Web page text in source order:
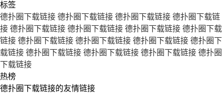
标签
德扑圈下载链接 德扑圈下载链接 德扑圈下载链接 德扑圈下载链
接 德扑圈下载链接 德扑圈下载链接 德扑圈下载链接 德扑圈下载
链接 德扑圈下载链接 德扑圈下载链接 德扑圈下载链接 德扑圈下
载链接 德扑圈下载链接 德扑圈下载链接 德扑圈下载链接 德扑圈
下载链接
热榜
德扑圈下载链接的友情链接